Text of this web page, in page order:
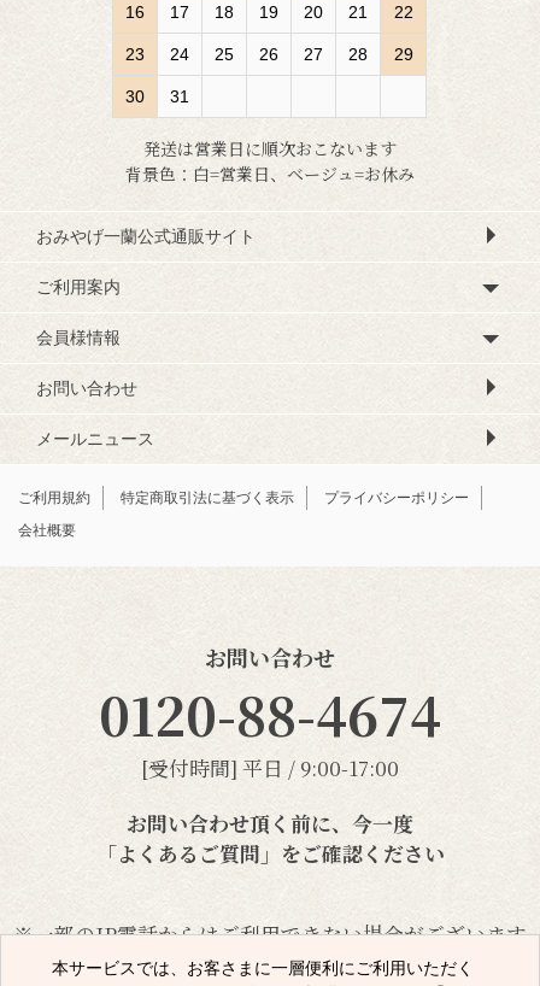
16 17 18 19 20 21 22
23 24 25 26 27 28 29
30 31
発送は営業日に順次おこないます
背景色：白=営業日、ベージュ=お休み
おみやげ一蘭公式通販サイト
ご利用案内
会員様情報
お問い合わせ
メールニュース
ご利用規約 特定商取引法に基づく表示
プライバシーポリシー
会社概要
お問い合わせ
0120-88-4674
[受付時間] 平日 / 9:00-17:00
お問い合わせ頂く前に、今一度
「よくあるご質問」 をご確認ください
※一部のIP電話からはご利用できない場合がございます
本サービスでは、お客さまに一層便利にご利用いただく